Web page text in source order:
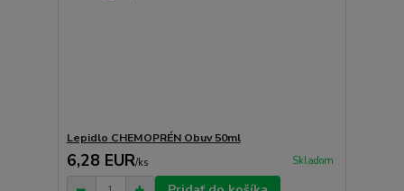
Lepidlo CHEMOPRÉN Obuv 50ml
6,28 EUR/ks Skladom